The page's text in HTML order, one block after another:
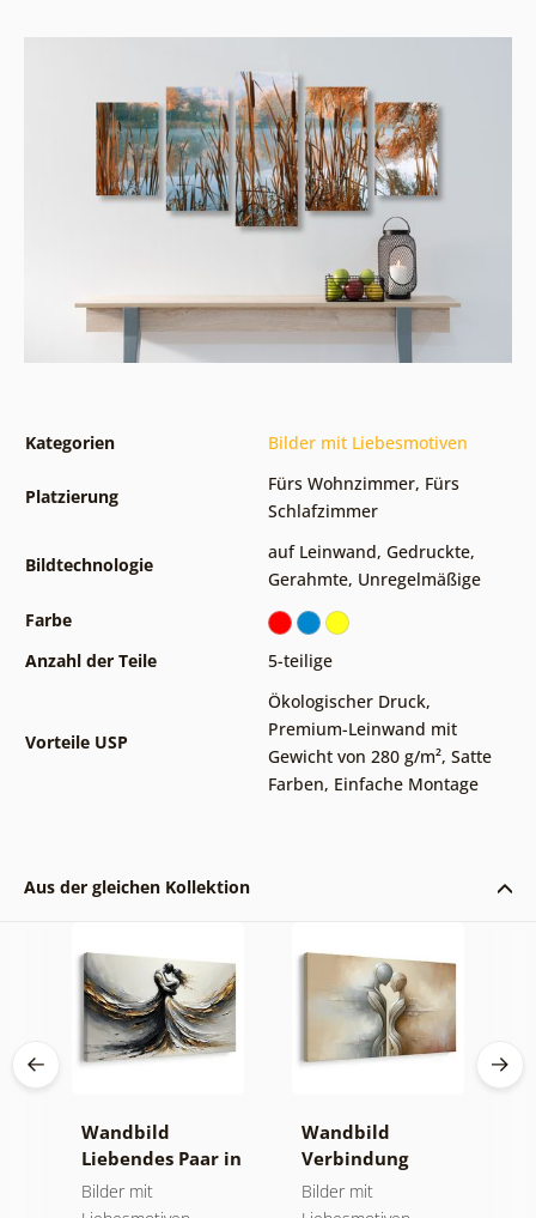
Kategorien Bilder mit Liebesmotiven
Platzierung
Fürs Wohnzimmer, Fürs
Schlafzimmer
Bildtechnologie
auf Leinwand, Gedruckte,
Gerahmte, Unregelmäßige
Farbe
Anzahl der Teile
5-teilige
Vorteile USP
Ökologischer Druck,
Premium-Leinwand mit
Gewicht von 280 g/m², Satte
Farben, Einfache Montage
Aus der gleichen Kollektion
Wandbild
Liebendes Paar in
Bewegung
Bilder mit
Wandbild
Verbindung
zweier Seelen
Bilder mit